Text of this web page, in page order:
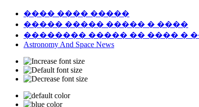
���� ���� �����
����� ����� ����� � ����
�������� ����� �� ���� �
Astronomy And Space News